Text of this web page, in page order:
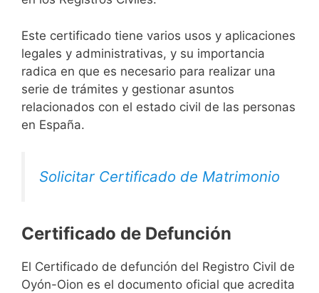
Este certificado tiene varios usos y aplicaciones
legales y administrativas, y su importancia
radica en que es necesario para realizar una
serie de trámites y gestionar asuntos
relacionados con el estado civil de las personas
en España.
Solicitar Certificado de Matrimonio
Certificado de Defunción
El Certificado de defunción del Registro Civil de
Oyón-Oion es el documento oficial que acredita